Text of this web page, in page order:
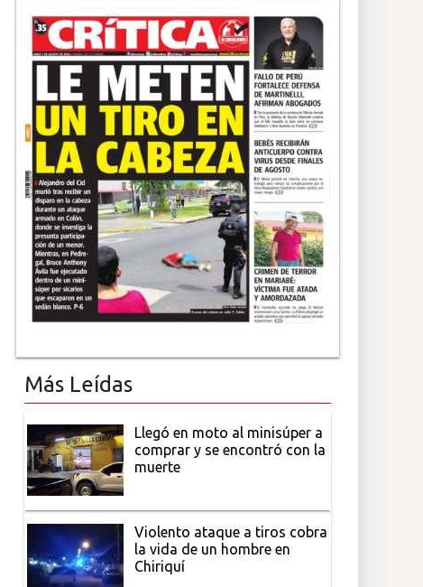
Más Leídas
Llegó en moto al minisúper a
comprar y se encontró con la
muerte
Violento ataque a tiros cobra
la vida de un hombre en
Chiriquí